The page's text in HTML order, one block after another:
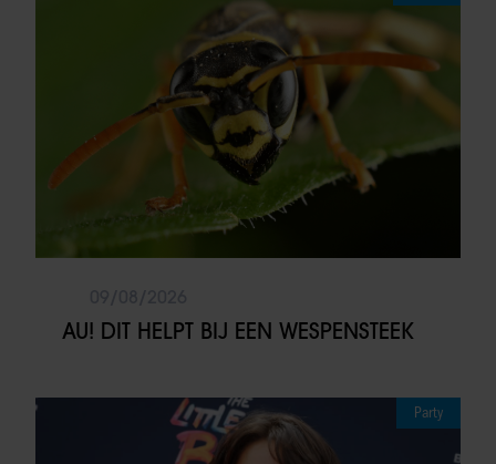
AU! DIT HELPT BIJ EEN WESPENSTEEK
Party